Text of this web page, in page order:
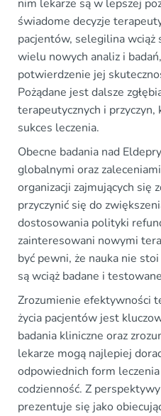
nim lekarze są w lepszej
świadome decyzje
pacjentów, selegilina
wielu nowych analiz i
potwierdzenie jej
Pożądane jest dalsze
terapeutycznych i przyczyn,
sukces leczenia.
Obecne badania nad
globalnymi oraz
organizacji zajmujących się
przyczynić się do
dostosowania polityki
zainteresowani nowymi
być pewni, że nauka nie
są wciąż badane i
Zrozumienie efektywności
życia pacjentów jest
badania kliniczne oraz
lekarze mogą najlepiej
odpowiednich form
codzienność. Z
prezentuje się jako